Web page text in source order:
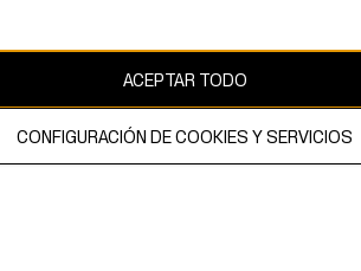
ACEPTAR TODO
CONFIGURACIÓN DE COOKIES Y SERVICIOS